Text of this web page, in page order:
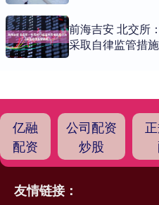
前海吉安 北交所
采取自律监管措施
亿融
配资
公司配资
炒股
友情链接：